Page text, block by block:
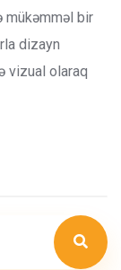
mükəmməl bir
dizayn
vizual olaraq